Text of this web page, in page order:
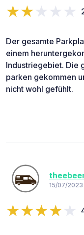
Der gesamte
einem
Industriegebiet. Die
parken gekommen
nicht wohl gefühlt.
15/07/2023